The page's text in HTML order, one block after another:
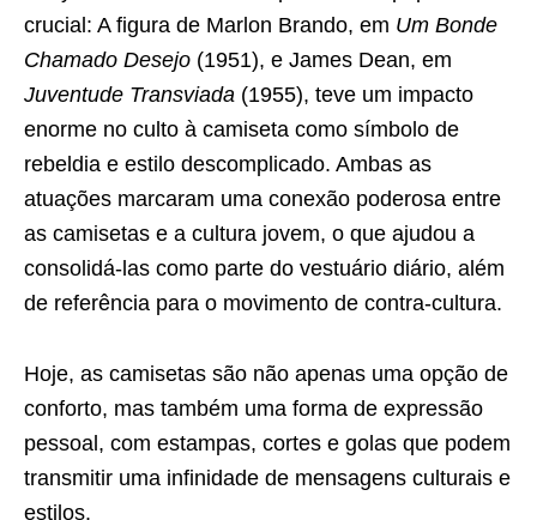
crucial: A figura de Marlon Brando, em Um Bonde
Chamado Desejo (1951), e James Dean, em
Juventude Transviada (1955), teve um impacto
enorme no culto à camiseta como símbolo de
rebeldia e estilo descomplicado. Ambas as
atuações marcaram uma conexão poderosa entre
as camisetas e a cultura jovem, o que ajudou a
consolidá-las como parte do vestuário diário, além
de referência para o movimento de contra-cultura.
Hoje, as camisetas são não apenas uma opção de
conforto, mas também uma forma de expressão
pessoal, com estampas, cortes e golas que podem
transmitir uma infinidade de mensagens culturais e
estilos.